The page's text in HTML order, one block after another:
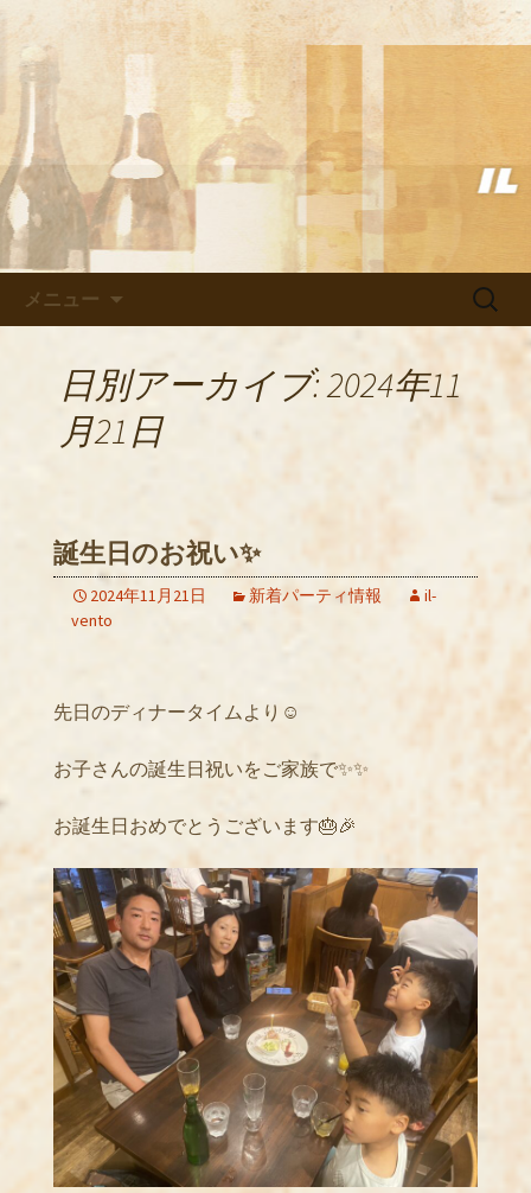
武蔵小杉の美味しいイタリアン
「イルヴェント」のブログ
武蔵小杉の美味しいイタリアン「イル
ヴェント」のブログ
メニュー
検
日別アーカイブ: 2024年11
月21日
誕生日のお祝い✨
2024年11月21日 新着パーティ情報
il-
vento
先日のディナータイムより☺️
お子さんの誕生日祝いをご家族で✨✨
お誕生日おめでとうございます🎂🎉